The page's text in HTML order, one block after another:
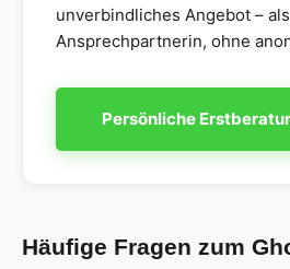
unverbindliches Angebot –
Ansprechpartnerin, ohne
Persönliche
Häufige Fragen zum